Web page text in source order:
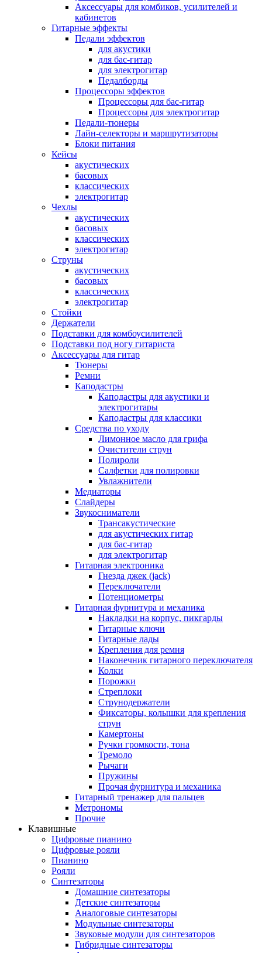
Аксессуары для комбиков, усилителей и
кабинетов
Гитарные эффекты
Педали эффектов
для акустики
для бас-гитар
для электрогитар
Педалборды
Процессоры эффектов
Процессоры для бас-гитар
Процессоры для электрогитар
Педали-тюнеры
Лайн-селекторы и маршрутизаторы
Блоки питания
Кейсы
акустических
басовых
классических
электрогитар
Чехлы
акустических
басовых
классических
электрогитар
Струны
акустических
басовых
классических
электрогитар
Стойки
Держатели
Подставки для комбоусилителей
Подставки под ногу гитариста
Аксессуары для гитар
Тюнеры
Ремни
Каподастры
Каподастры для акустики и
электрогитары
Каподастры для классики
Средства по уходу
Лимонное масло для грифа
Очистители струн
Полироли
Салфетки для полировки
Увлажнители
Медиаторы
Слайдеры
Звукосниматели
Трансакустические
для акустических гитар
для бас-гитар
для электрогитар
Гитарная электроника
Гнезда джек (jack)
Переключатели
Потенциометры
Гитарная фурнитура и механика
Накладки на корпус, пикгарды
Гитарные ключи
Гитарные лады
Крепления для ремня
Наконечник гитарного переключателя
Колки
Порожки
Стреплоки
Струнодержатели
Фиксаторы, колышки для крепления
струн
Камертоны
Ручки громкости, тона
Тремоло
Рычаги
Пружины
Прочая фурнитура и механика
Гитарный тренажер для пальцев
Метрономы
Прочие
Клавишные
Цифровые пианино
Цифровые рояли
Пианино
Рояли
Синтезаторы
Домашние синтезаторы
Детские синтезаторы
Аналоговые синтезаторы
Модульные синтезаторы
Звуковые модули для синтезаторов
Гибридные синтезаторы